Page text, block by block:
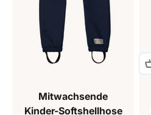
Mitwachsende
Kinder-Softshellhose